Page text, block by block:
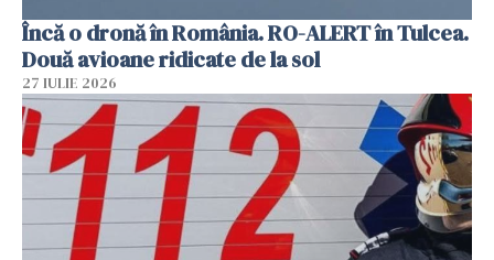
Încă o dronă în România. RO-ALERT în Tulcea.
Două avioane ridicate de la sol
27 IULIE 2026